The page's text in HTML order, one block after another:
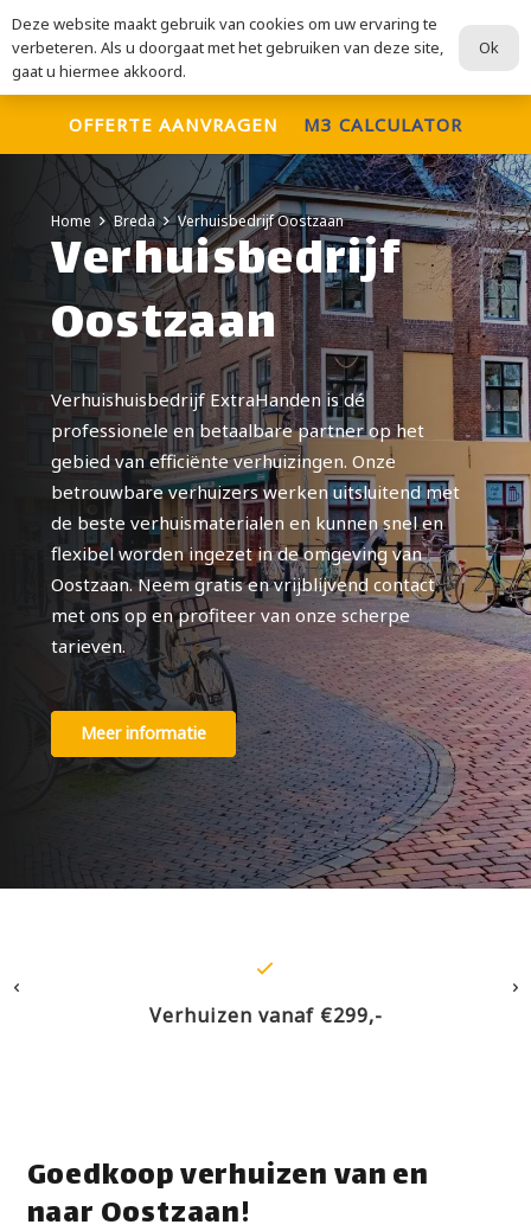
ExtraHanden
Voor al uw verhuisdiensten
OFFERTE AANVRAGEN M3 CALCULATOR
Home Breda Verhuisbedrijf Oostzaan
Verhuisbedrijf
Oostzaan
Verhuishuisbedrijf ExtraHanden is dé
professionele en betaalbare partner op het
gebied van efficiënte verhuizingen. Onze
betrouwbare verhuizers werken uitsluitend met
de beste verhuismaterialen en kunnen snel en
flexibel worden ingezet in de omgeving van
Oostzaan. Neem gratis en vrijblijvend contact
met ons op en profiteer van onze scherpe
tarieven.
Meer informatie
vanaf €299,-
Goedkoop verhuizen van en
naar Oostzaan!
Deze website maakt gebruik van cookies om uw ervaring te
verbeteren. Als u doorgaat met het gebruiken van deze site,
gaat u hiermee akkoord.
Ok